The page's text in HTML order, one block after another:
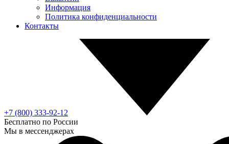
Информация
Политика конфиденциальности
Контакты
+7 (800) 333-92-12
Бесплатно по России
Мы в мессенджерах